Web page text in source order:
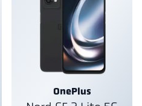
OnePlus